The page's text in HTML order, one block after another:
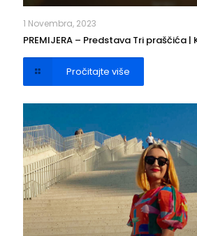
1 Novembra, 2023
PREMIJERA – Predstava Tri praščića
Pročitajte više